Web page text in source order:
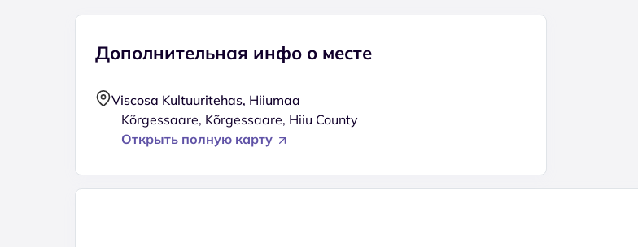
Дополнительная инфо о месте
Viscosa Kultuuritehas, Hiiumaa
Kõrgessaare, Kõrgessaare, Hiiu County
Открыть полную карту